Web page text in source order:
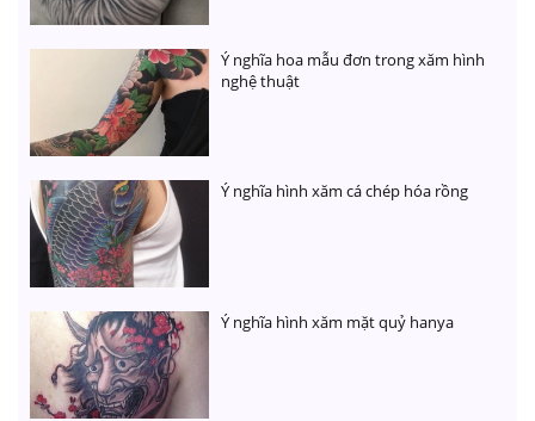
Ý nghĩa hoa mẫu đơn trong xăm hình
nghệ thuật
Ý nghĩa hình xăm cá chép hóa rồng
Ý nghĩa hình xăm mặt quỷ hanya